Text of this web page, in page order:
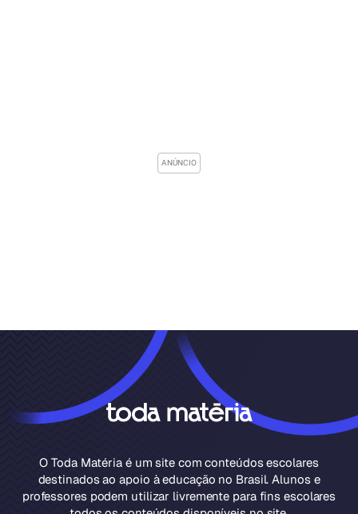
O Toda Matéria é um site com conteúdos escolares
destinados ao apoio à educação no Brasil. Alunos e
professores podem utilizar livremente para fins escolares